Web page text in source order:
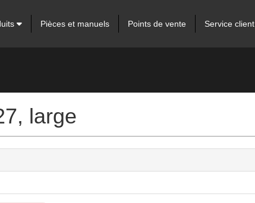
Pièces et manuels Points de vente Service client
large